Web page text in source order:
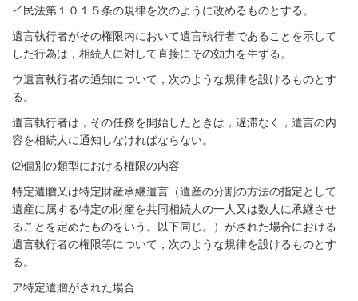
イ民法第１０１５条の規律を次のように改めるものとする。
遺言執行者がその権限内において遺言執行者であることを示して
した行為は，相続人に対して直接にその効力を生ずる。
ウ遺言執行者の通知について，次のような規律を設けるものとす
る。
遺言執行者は，その任務を開始したときは，遅滞なく，遺言の内
容を相続人に通知しなければならない。
⑵個別の類型における権限の内容
特定遺贈又は特定財産承継遺言（遺産の分割の方法の指定として
遺産に属する特定の財産を共同相続人の一人又は数人に承継させ
ることを定めたものをいう。以下同じ。）がされた場合における
遺言執行者の権限等について，次のような規律を設けるものとす
る。
ア特定遺贈がされた場合